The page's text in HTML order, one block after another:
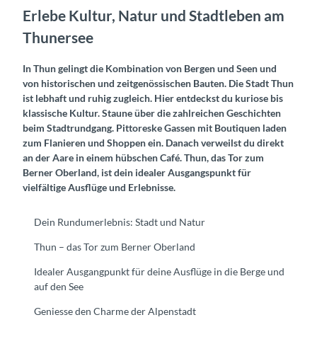
Erlebe Kultur, Natur und Stadtleben am
Thunersee
In Thun gelingt die Kombination von Bergen und Seen und
von historischen und zeitgenössischen Bauten. Die Stadt Thun
ist lebhaft und ruhig zugleich. Hier entdeckst du kuriose bis
klassische Kultur. Staune über die zahlreichen Geschichten
beim Stadtrundgang. Pittoreske Gassen mit Boutiquen laden
zum Flanieren und Shoppen ein. Danach verweilst du direkt
an der Aare in einem hübschen Café. Thun, das Tor zum
Berner Oberland, ist dein idealer Ausgangspunkt für
vielfältige Ausflüge und Erlebnisse.
Dein Rundumerlebnis: Stadt und Natur
Thun – das Tor zum Berner Oberland
Idealer Ausgangpunkt für deine Ausflüge in die Berge und
auf den See
Geniesse den Charme der Alpenstadt